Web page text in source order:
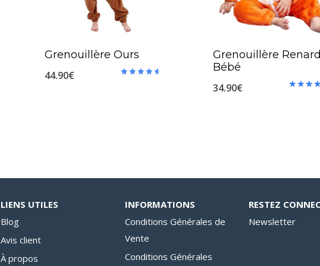
Grenouillère Ours
44.90€
Grenouillère Renard
Bébé
34.90€
LIENS UTILES
Blog
Avis client
À propos
INFORMATIONS
Conditions Générales de
Vente
Conditions Générales
RESTEZ
Newsletter